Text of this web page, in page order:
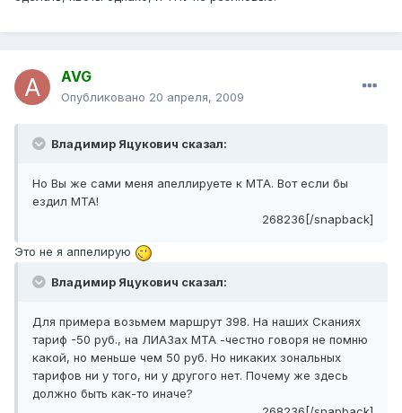
AVG
Опубликовано 20 апреля, 2009
Владимир Яцукович сказал:
Но Вы же сами меня апеллируете к МТА. Вот если бы
ездил МТА!
268236[/snapback]
Это не я аппелирую
Владимир Яцукович сказал:
Для примера возьмем маршрут 398. На наших Сканиях
тариф -50 руб., на ЛИАЗах МТА -честно говоря не помню
какой, но меньше чем 50 руб. Но никаких зональных
тарифов ни у того, ни у другого нет. Почему же здесь
должно быть как-то иначе?